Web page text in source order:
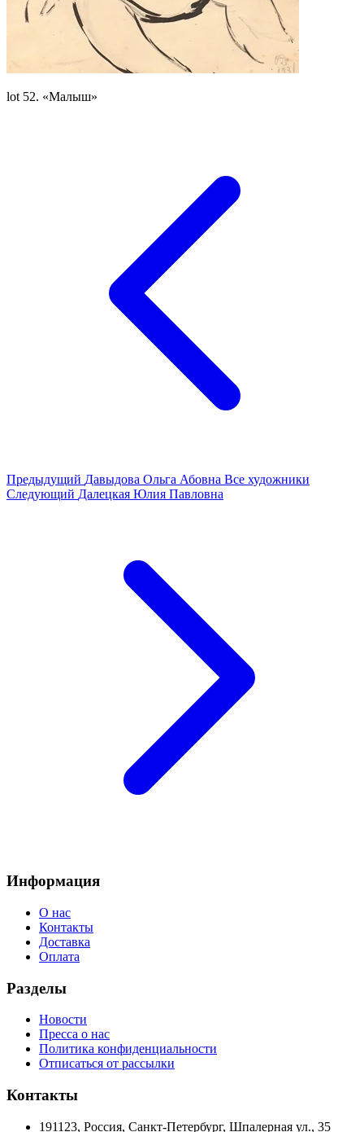
lot 52. «Малыш»
Предыдущий Давыдова Ольга Абовна Все художники
Следующий Далецкая Юлия Павловна
Информация
О нас
Контакты
Доставка
Оплата
Разделы
Новости
Пресса о нас
Политика конфиденциальности
Отписаться от рассылки
Контакты
191123, Россия, Санкт-Петербург, Шпалерная ул., 35